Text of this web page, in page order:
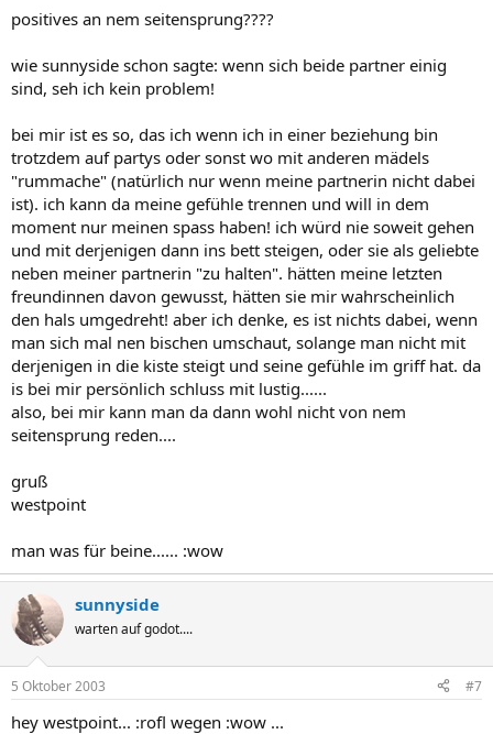
positives an nem seitensprung????
wie sunnyside schon sagte: wenn sich beide partner einig
sind, seh ich kein problem!
bei mir ist es so, das ich wenn ich in einer beziehung bin
trotzdem auf partys oder sonst wo mit anderen mädels
"rummache" (natürlich nur wenn meine partnerin nicht dabei
ist). ich kann da meine gefühle trennen und will in dem
moment nur meinen spass haben! ich würd nie soweit gehen
und mit derjenigen dann ins bett steigen, oder sie als geliebte
neben meiner partnerin "zu halten". hätten meine letzten
freundinnen davon gewusst, hätten sie mir wahrscheinlich
den hals umgedreht! aber ich denke, es ist nichts dabei, wenn
man sich mal nen bischen umschaut, solange man nicht mit
derjenigen in die kiste steigt und seine gefühle im griff hat. da
is bei mir persönlich schluss mit lustig......
also, bei mir kann man da dann wohl nicht von nem
seitensprung reden....
gruß
westpoint
man was für beine...... :wow
sunnyside
warten auf godot....
5 Oktober 2003 #7
hey westpoint... :rofl wegen :wow ...